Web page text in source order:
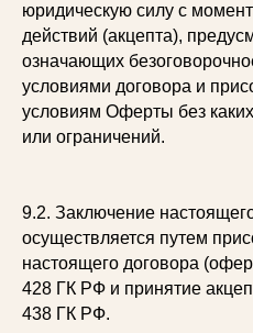
юридическую силу с
действий (акцепта),
означающих
условиями договора и
условиям Оферты без
или ограничений.
9.2. Заключение
осуществляется путем
настоящего договора
428 ГК РФ и принятие
438 ГК РФ.